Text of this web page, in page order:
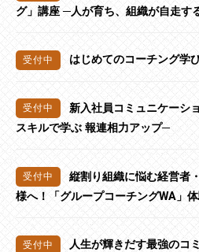
グ」講座 ─人が育ち、組織が自走す
はじめてのコーチング学
新入社員コミュニケーシ
スキルで学ぶ 報連相力アップ─
縦割り組織に悩む経営者
様へ！「グループコーチングWA」
人生が輝きだす最強のコ